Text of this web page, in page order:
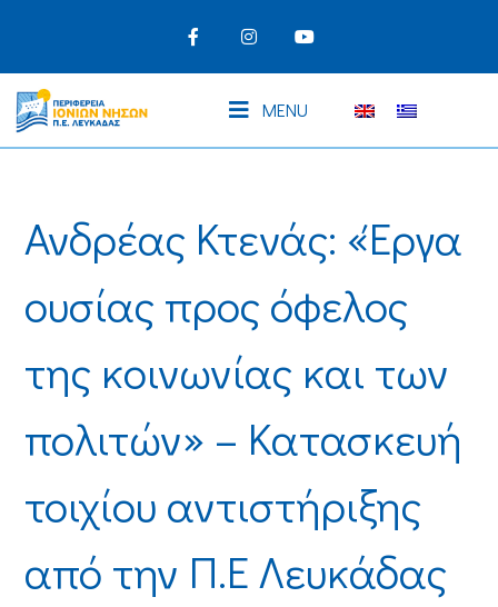
MENU
Ανδρέας Κτενάς: «Έργα
ουσίας προς όφελος
της κοινωνίας και των
πολιτών» – Κατασκευή
τοιχίου αντιστήριξης
από την Π.Ε Λευκάδας